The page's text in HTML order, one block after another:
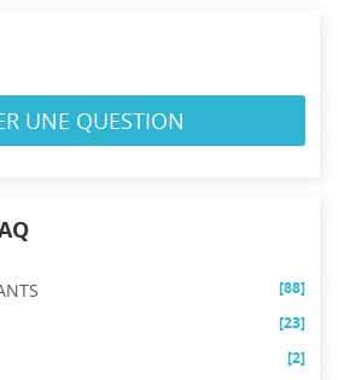
UNE QUESTION
[88]
[23]
[2]